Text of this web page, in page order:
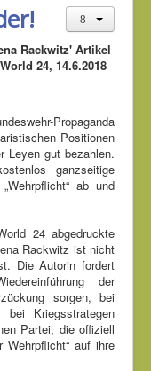
Rackwitz' Artikel
24, 14.6.2018
Propaganda
Positionen
Leyen gut bezahlen.
ganzseitige
ab und
24 abgedruckte
Rackwitz ist nicht
Die Autorin fordert
der
sorgen, bei
bei Kriegsstrategen
Partei, die offiziell
Wehrpflicht“ auf ihre